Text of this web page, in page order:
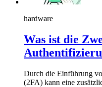
hardware
Was ist die
Durch die Einführung
(2FA) kann eine